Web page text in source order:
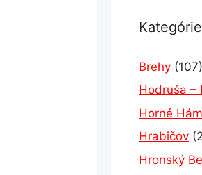
Kategórie
Brehy (107)
Hodruša –
Horné
Hrabičov
Hronský